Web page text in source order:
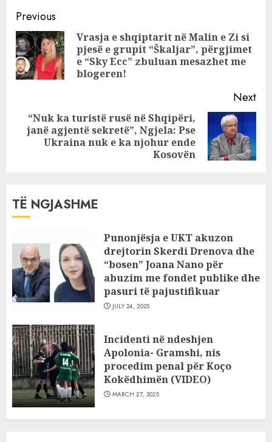
Presidenti pro-rus
që dëshiron ta
rikthejë në krye
të Ukrainës
Continue
Reading
Previous
Vrasja e shqiptarit në Malin e Zi si
pjesë e grupit “Škaljar”, përgjimet
e “Sky Ecc” zbuluan mesazhet me
blogeren!
Next
Next
“Nuk ka turistë rusë në Shqipëri,
janë agjentë sekretë”, Ngjela: Pse
Ukraina nuk e ka njohur ende
Kosovën
TË NGJASHME
Punonjësja e UKT akuzon
drejtorin Skerdi Drenova dhe
“bosen” Joana Nano për
abuzim me fondet publike dhe
pasuri të pajustifikuar
JULY 24, 2025
Incidenti në ndeshjen
Apolonia- Gramshi, nis
procedim penal për Koço
Kokëdhimën (VIDEO)
MARCH 27, 2025